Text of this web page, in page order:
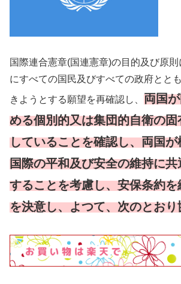
国際連合憲章(国連憲章)の目的及び原
にすべての国民及びすべての政府とと
きようとする願望を再確認し、 両国
める個別的又は集団的自衛の
していることを確認し、両国
国際の平和及び安全の維持に
することを考慮し、安保条約
を決意し、よつて、次のとおり